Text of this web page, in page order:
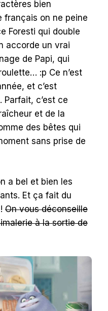
bien
français on ne peine
Foresti qui double
accorde un vrai
de Papi, qui
:p Ce n’est
et c’est
c’est ce
et de la
des bêtes qui
sans prise de
a bel et bien les
Et ça fait du
On vous déconseille
à la sortie de